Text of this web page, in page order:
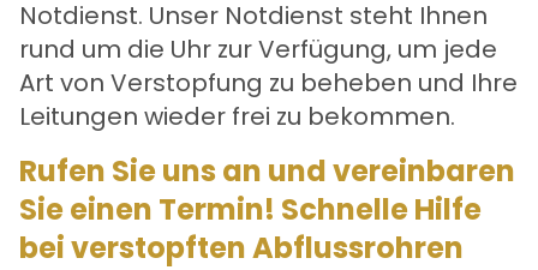
Notdienst. Unser Notdienst steht Ihnen
rund um die Uhr zur Verfügung, um jede
Art von Verstopfung zu beheben und Ihre
Leitungen wieder frei zu bekommen.
Rufen Sie uns an und vereinbaren
Sie einen Termin! Schnelle Hilfe
bei verstopften Abflussrohren